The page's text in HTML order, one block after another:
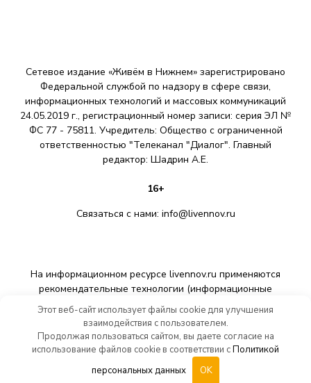
й
Сетевое издание «Живём в Нижнем» зарегистрировано
Федеральной службой по надзору в сфере связи,
информационных технологий и массовых коммуникаций
24.05.2019 г., регистрационный номер записи: серия ЭЛ №
ФС 77 - 75811. Учредитель: Общество с ограниченной
ответственностью "Телеканал "Диалог". Главный
редактор: Шадрин A.E.
16+
Связаться с нами: info@livennov.ru
На информационном ресурсе livennov.ru применяются
рекомендательные технологии (информационные
технологии предоставления информации на основе сбора,
систематизации и анализа сведений, относящихся к
предпочтениям пользователей сети «Интернет»,
находящихся на территории Российской Федерации).
Этот веб-сайт использует файлы cookie для улучшения
взаимодействия с пользователем.
Продолжая пользоваться сайтом, вы даете согласие на
использование файлов cookie в соответствии сПолитикой
персональных данных
OK